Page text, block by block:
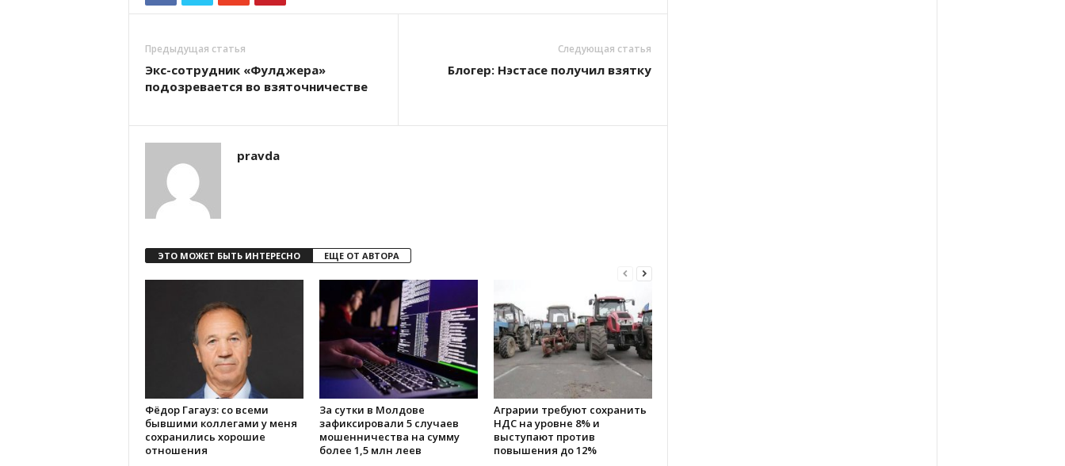
Предыдущая статья
Экс-сотрудник «Фулджера»
подозревается во взяточничестве
Следующая статья
Блогер: Нэстасе получил взятку
pravda
ЭТО МОЖЕТ БЫТЬ ИНТЕРЕСНО ЕЩЕ ОТ АВТОРА
Фёдор Гагауз: со всеми
бывшими коллегами у меня
сохранились хорошие
отношения
За сутки в Молдове
зафиксировали 5 случаев
мошенничества на сумму
более 1,5 млн леев
Аграрии требуют сохранить
НДС на уровне 8% и
выступают против
повышения до 12%